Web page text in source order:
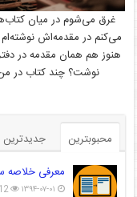
غرق می‌شوم در میان
می‌کنم در مقدمه‌اش نوشته‌ام
هنوز هم همان مقدمه در
نوشت؟ چند کتاب در
محبوبترین جدیدترین
معرفی خلاصه
۱۳۹۴-۰۷-۰۱